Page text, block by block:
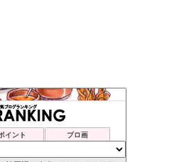
イント ブロ画